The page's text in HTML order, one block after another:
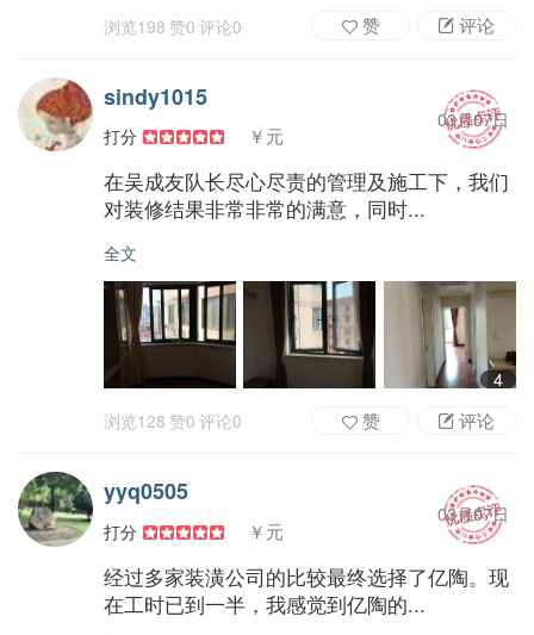
浏览198 赞0 评论0 评论
赞
sindy1015
打分 ￥元
03月07日
在吴成友队长尽心尽责的管理及施工下，我们
对装修结果非常非常的满意，同时...
全文
4
浏览128 赞0 评论0 评论
赞
yyq0505
打分 ￥元
03月07日
经过多家装潢公司的比较最终选择了亿陶。现
在工时已到一半，我感觉到亿陶的...